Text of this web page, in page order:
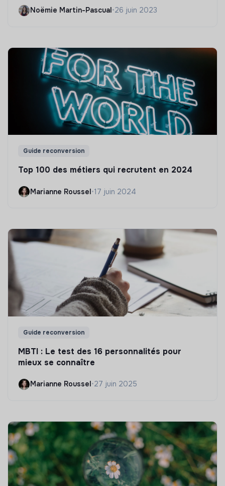
Noëmie Martin-Pascual•26 juin 2023
Guide reconversion
Top 100 des métiers qui recrutent en 2024
Marianne Roussel•17 juin 2024
Guide reconversion
MBTI : Le test des 16 personnalités pour
mieux se connaître
Marianne Roussel •27 juin 2025